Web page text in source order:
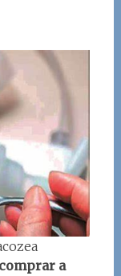
a